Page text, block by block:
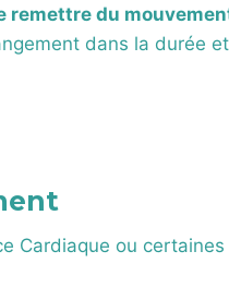
remettre du
dans la durée
Cardiaque ou